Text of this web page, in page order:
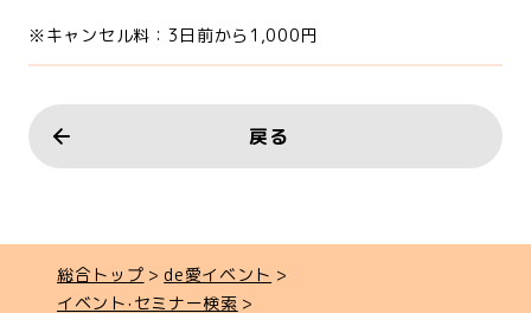
※キャンセル料：3日前から1,000円
戻る
総合トップ
de愛イベント
イベント‧セミナー検索